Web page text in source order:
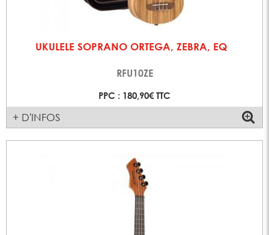
UKULELE SOPRANO ORTEGA, ZEBRA, EQ
RFU10ZE
PPC : 180,90€ TTC
+ D'INFOS